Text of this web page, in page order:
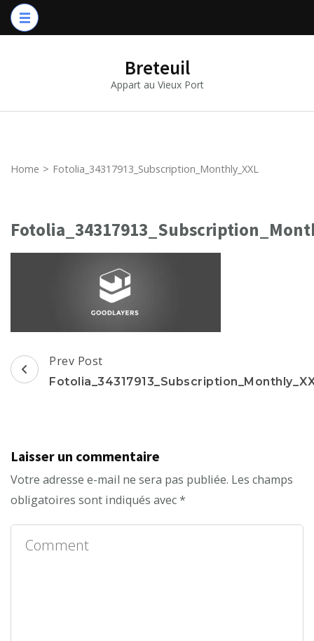
Breteuil
Appart au Vieux Port
Home > Fotolia_34317913_Subscription_Monthly_XXL
Post
Navigation
Prev Post
Laisser un commentaire
Votre adresse e-mail ne sera pas publiée. Les champs
obligatoires sont indiqués avec*